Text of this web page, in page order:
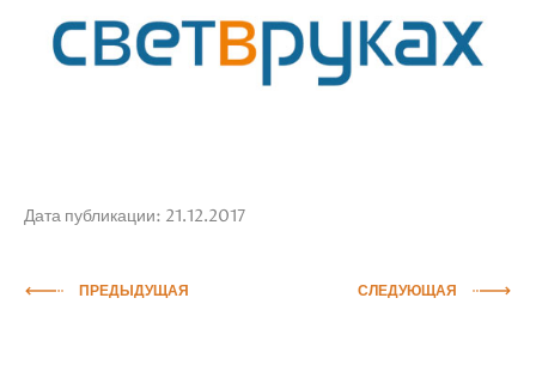
Дата публикации: 21.12.2017
ПРЕДЫДУЩАЯ СЛЕДУЮЩАЯ